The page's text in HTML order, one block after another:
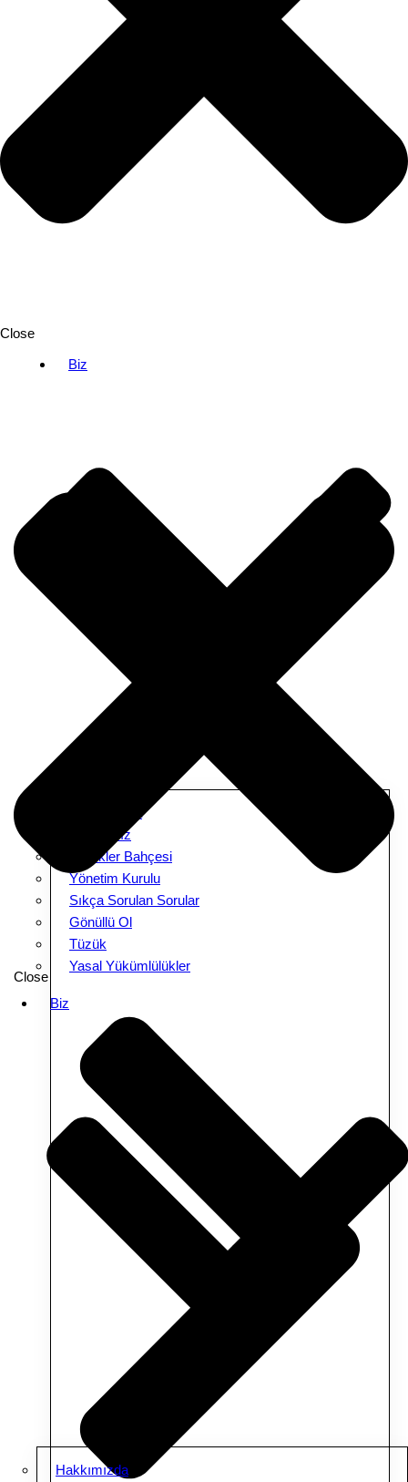
Close
Biz
Amacımız
Melekler Bahçesi
Yönetim Kurulu
Sıkça Sorulan Sorular
Gönüllü Ol
Tüzük
Yasal Yükümlülükler
Close
Biz
Hakkımızda